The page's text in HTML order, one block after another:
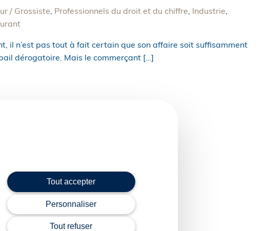
/ Grossiste, Professionnels du droit et du chiffre, Industrie,
il n’est pas tout à fait certain que son affaire soit suffisamment
dérogatoire. Mais le commerçant […]
Tout accepter
Personnaliser
Tout refuser